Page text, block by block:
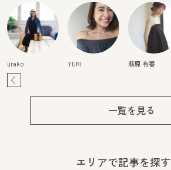
urako YURI 萩原 有香
一覧を見る
エリアで記事を探す